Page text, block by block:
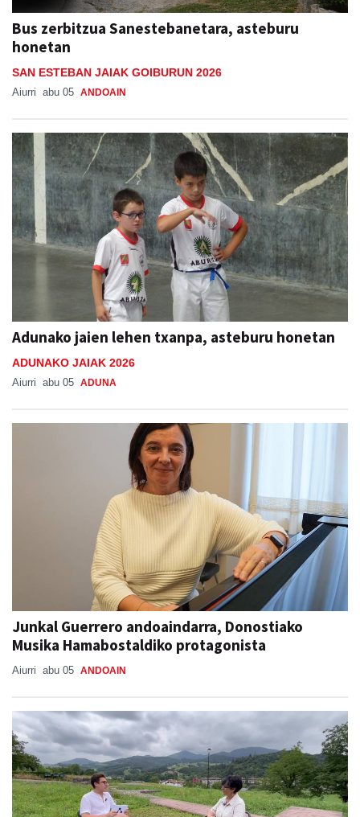
Bus zerbitzua Sanestebanetara, asteburu
honetan
SAN ESTEBAN JAIAK GOIBURUN 2026
Aiurri abu 05 ANDOAIN
Adunako jaien lehen txanpa, asteburu honetan
ADUNAKO JAIAK 2026
Aiurri abu 05 ADUNA
Junkal Guerrero andoaindarra, Donostiako
Musika Hamabostaldiko protagonista
Aiurri abu 05 ANDOAIN